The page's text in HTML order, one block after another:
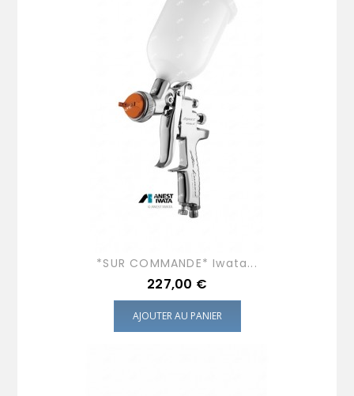
*SUR COMMANDE* Iwata...
Prix
227,00 €
AJOUTER AU PANIER